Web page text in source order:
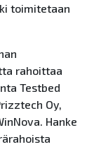
toimitetaan
rahoittaa
Testbed
Oy,
Hanke